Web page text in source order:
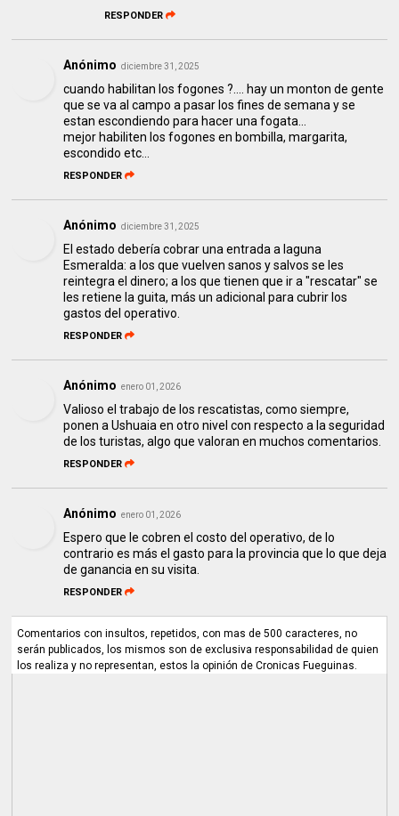
RESPONDER
Anónimo diciembre 31, 2025
cuando habilitan los fogones ?.... hay un monton de gente
que se va al campo a pasar los fines de semana y se
estan escondiendo para hacer una fogata...
mejor habiliten los fogones en bombilla, margarita,
escondido etc...
RESPONDER
Anónimo diciembre 31, 2025
El estado debería cobrar una entrada a laguna
Esmeralda: a los que vuelven sanos y salvos se les
reintegra el dinero; a los que tienen que ir a "rescatar" se
les retiene la guita, más un adicional para cubrir los
gastos del operativo.
RESPONDER
Anónimo enero 01, 2026
Valioso el trabajo de los rescatistas, como siempre,
ponen a Ushuaia en otro nivel con respecto a la seguridad
de los turistas, algo que valoran en muchos comentarios.
RESPONDER
Anónimo enero 01, 2026
Espero que le cobren el costo del operativo, de lo
contrario es más el gasto para la provincia que lo que deja
de ganancia en su visita.
RESPONDER
Comentarios con insultos, repetidos, con mas de 500 caracteres, no
serán publicados, los mismos son de exclusiva responsabilidad de quien
los realiza y no representan, estos la opinión de Cronicas Fueguinas.